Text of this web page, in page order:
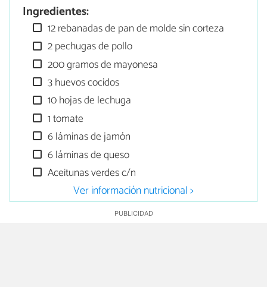
Ingredientes:
12 rebanadas de pan de molde sin corteza
2 pechugas de pollo
200 gramos de mayonesa
3 huevos cocidos
10 hojas de lechuga
1 tomate
6 láminas de jamón
6 láminas de queso
Aceitunas verdes c/n
Ver información nutricional >